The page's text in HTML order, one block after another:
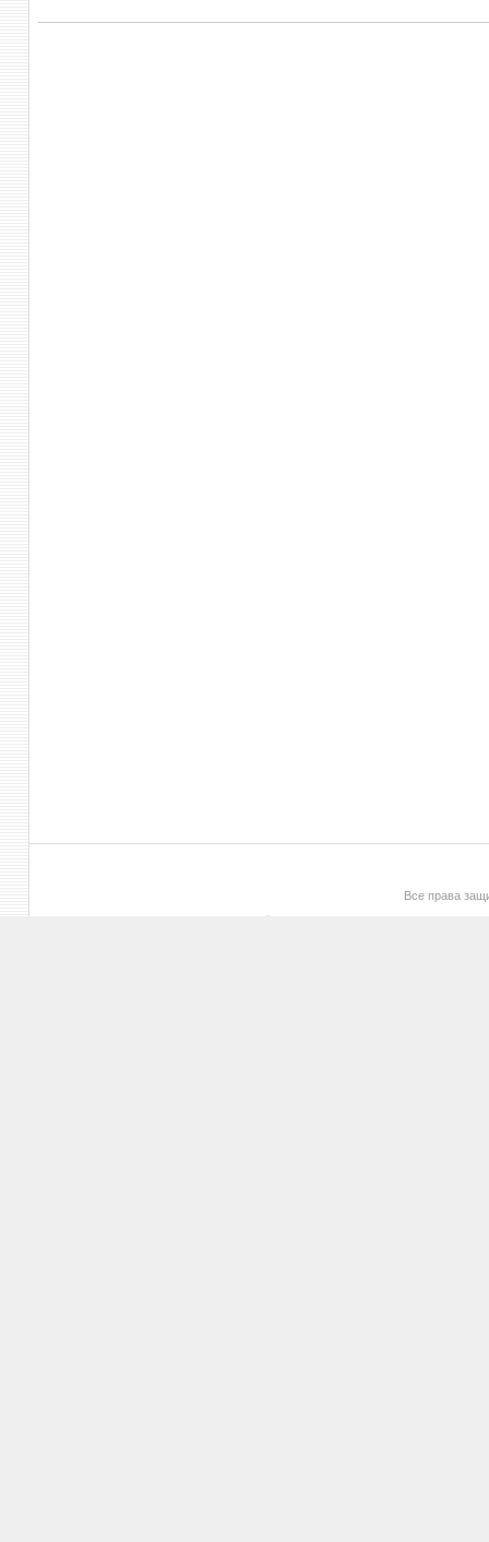
Все права